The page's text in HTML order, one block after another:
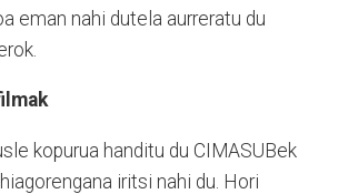
eman nahi dutela aurreratu du
kopurua handitu du CIMASUBek
iritsi nahi du. Hori